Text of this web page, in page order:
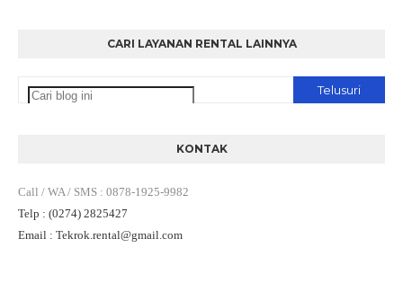
CARI LAYANAN RENTAL LAINNYA
KONTAK
Call / WA / SMS : 0878-1925-9982
Telp : (0274) 2825427
Email : Tekrok.rental@gmail.com